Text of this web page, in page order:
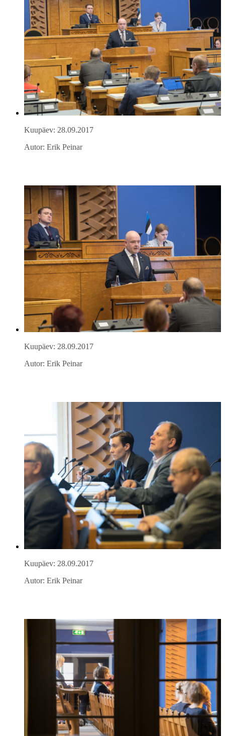
Kuupäev: 28.09.2017
Autor: Erik Peinar
Kuupäev: 28.09.2017
Autor: Erik Peinar
Kuupäev: 28.09.2017
Autor: Erik Peinar